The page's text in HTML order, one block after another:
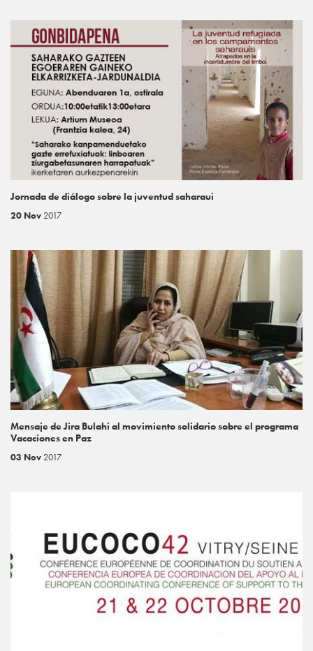
Jornada de diálogo sobre la juventud saharaui
20 Nov 2017
Mensaje de Jira Bulahi al movimiento solidario sobre el programa
Vacaciones en Paz
03 Nov 2017